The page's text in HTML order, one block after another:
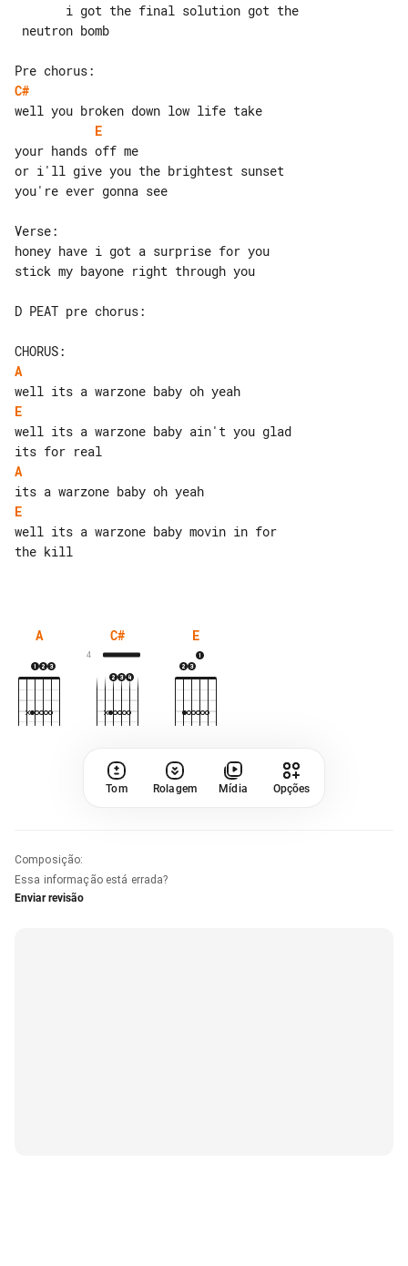
C#
E
your hands off me
or i'll give you the brightest sunset
you're ever gonna see
Verse:
honey have i got a surprise for you
stick my bayone right through you
D PEAT pre chorus:
A
E
well its a warzone baby ain't you glad
A
E
well its a warzone baby movin in for
the kill
A C#
4
E
Tom Rolagem Mídia Opções
Composição:
Essa informação está errada?
Enviar revisão